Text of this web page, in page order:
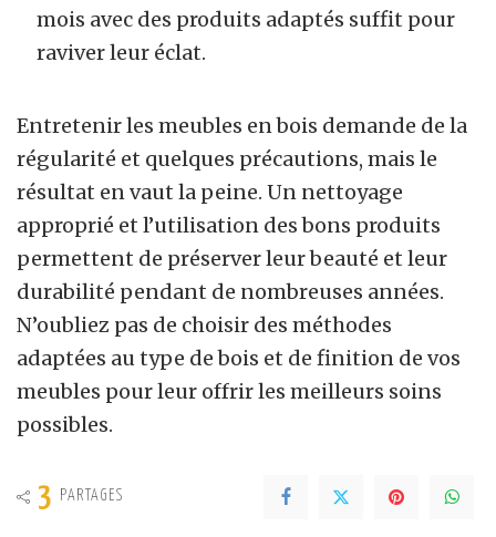
mois avec des produits adaptés suffit pour
raviver leur éclat.
Entretenir les meubles en bois demande de la
régularité et quelques précautions, mais le
résultat en vaut la peine. Un nettoyage
approprié et l’utilisation des bons produits
permettent de préserver leur beauté et leur
durabilité pendant de nombreuses années.
N’oubliez pas de choisir des méthodes
adaptées au type de bois et de finition de vos
meubles pour leur offrir les meilleurs soins
possibles.
3 PARTAGES